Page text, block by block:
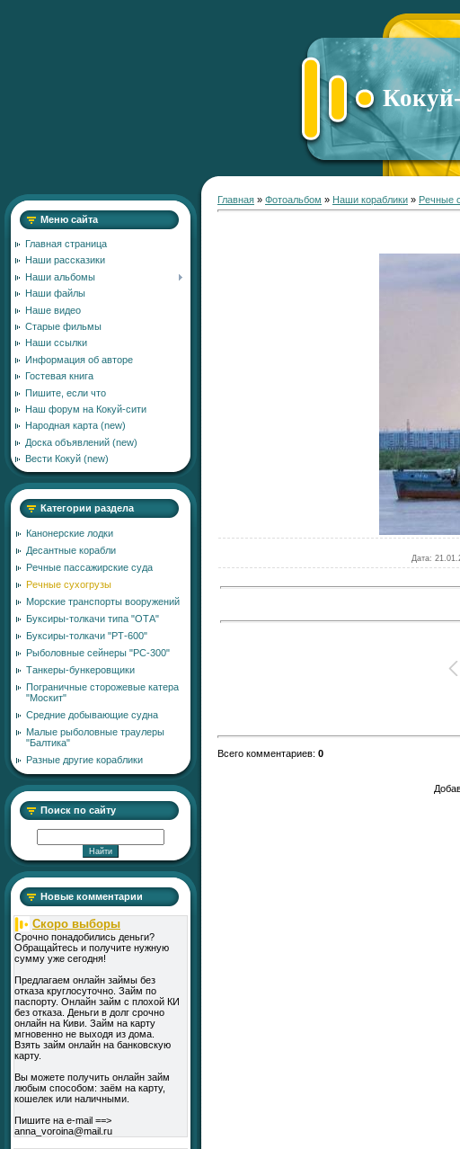
Меню сайта
Главная страница
Наши рассказики
Наши альбомы
Наши файлы
Наше видео
Старые фильмы
Наши ссылки
Информация об авторе
Гостевая книга
Пишите, если что
Наш форум на Кокуй-сити
Народная карта (new)
Доска объявлений (new)
Вести Кокуй (new)
Категории раздела
Канонерские лодки
Десантные корабли
Речные пассажирские суда
Речные сухогрузы
Морские транспорты вооружений
Буксиры-толкачи типа "ОТА"
Буксиры-толкачи "РТ-600"
Рыболовные сейнеры "РС-300"
Танкеры-бункеровщики
Пограничные сторожевые катера
"Москит"
Средние добывающие судна
Малые рыболовные траулеры
"Балтика"
Разные другие кораблики
Поиск по сайту
Новые комментарии
Скоро выборы
Срочно понадобились деньги?
Обращайтесь и получите нужную
сумму уже сегодня!
Предлагаем онлайн займы без
отказа круглосуточно. Займ по
паспорту. Онлайн займ с плохой КИ
без отказа. Деньги в долг срочно
онлайн на Киви. Займ на карту
мгновенно не выходя из дома.
Взять займ онлайн на банковскую
карту.
Вы можете получить онлайн займ
любым способом: заём на карту,
кошелек или наличными.
Пишите на e-mail ==>
anna_voroina@mail.ru
Главная » Фотоальбом » Наши кораблики » Речные
Дата:
Всего комментариев: 0